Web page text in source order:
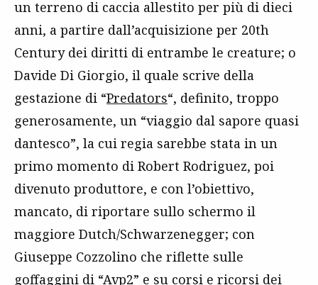
un terreno di caccia allestito per più di dieci
anni, a partire dall’acquisizione per 20th
Century dei diritti di entrambe le creature; o
Davide Di Giorgio, il quale scrive della
gestazione di “Predators“, definito, troppo
generosamente, un “viaggio dal sapore quasi
dantesco”, la cui regia sarebbe stata in un
primo momento di Robert Rodriguez, poi
divenuto produttore, e con l’obiettivo,
mancato, di riportare sullo schermo il
maggiore Dutch/Schwarzenegger; con
Giuseppe Cozzolino che riflette sulle
goffaggini di “Avp2” e su corsi e ricorsi dei